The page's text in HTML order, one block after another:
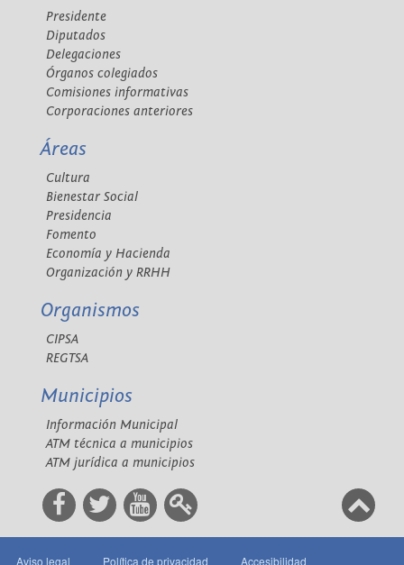
Presidente
Diputados
Delegaciones
Órganos colegiados
Comisiones informativas
Corporaciones anteriores
Áreas
Cultura
Bienestar Social
Presidencia
Fomento
Economía y Hacienda
Organización y RRHH
Organismos
CIPSA
REGTSA
Municipios
Información Municipal
ATM técnica a municipios
ATM jurídica a municipios
Aviso legal Política de privacidad Accesibilidad